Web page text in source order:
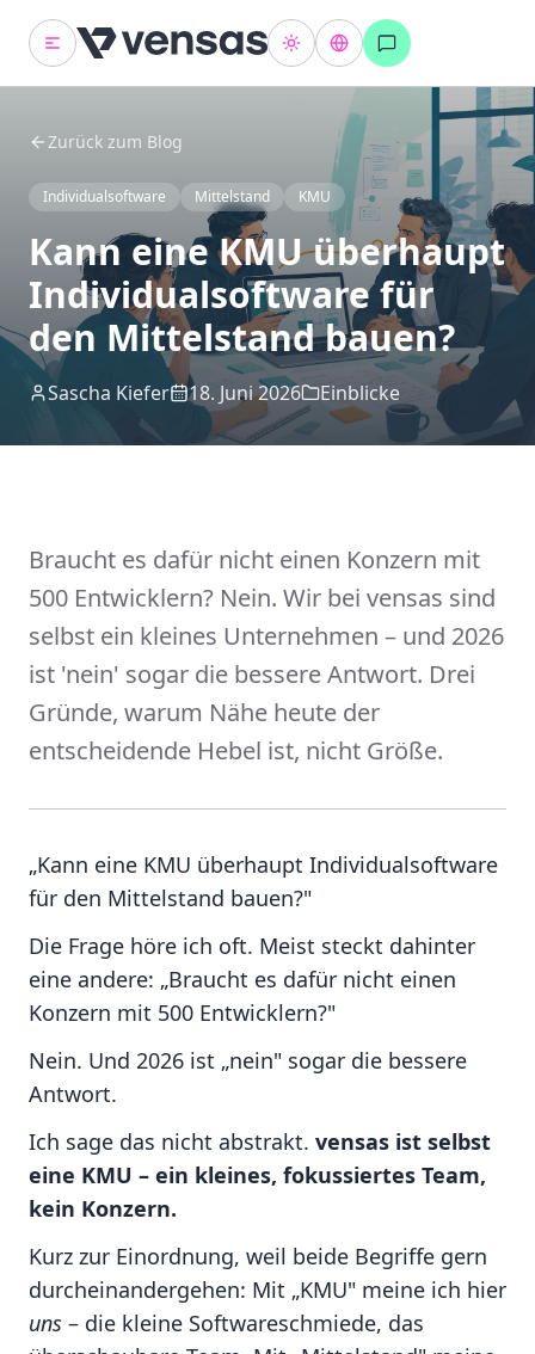
Zurück zum Blog
Individualsoftware Mittelstand KMU
Kann eine KMU überhaupt
Individualsoftware für
den Mittelstand bauen?
Sascha Kiefer 18. Juni 2026 Einblicke
Braucht es dafür nicht einen Konzern mit
500 Entwicklern? Nein. Wir bei vensas sind
selbst ein kleines Unternehmen – und 2026
ist 'nein' sogar die bessere Antwort. Drei
Gründe, warum Nähe heute der
entscheidende Hebel ist, nicht Größe.
„Kann eine KMU überhaupt Individualsoftware
für den Mittelstand bauen?"
Die Frage höre ich oft. Meist steckt dahinter
eine andere: „Braucht es dafür nicht einen
Konzern mit 500 Entwicklern?"
Nein. Und 2026 ist „nein" sogar die bessere
Antwort.
Ich sage das nicht abstrakt. vensas ist selbst
eine KMU – ein kleines, fokussiertes Team,
kein Konzern.
Kurz zur Einordnung, weil beide Begriffe gern
durcheinandergehen: Mit „KMU" meine ich hier
uns – die kleine Softwareschmiede, das